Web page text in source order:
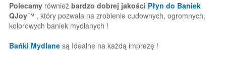
Polecamy również bardzo dobrej jakości Płyn do Baniek
QJoy™ , który pozwala na zrobienie cudownych, ogromnych,
kolorowych baniek mydlanych !
Bańki Mydlane są Idealne na każdą imprezę !